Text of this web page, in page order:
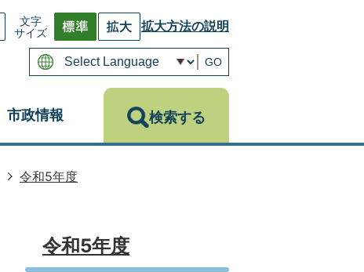
文字
サイズ
拡大方法の説明
GO
市政情報 検索する
令和5年度
令和5年度